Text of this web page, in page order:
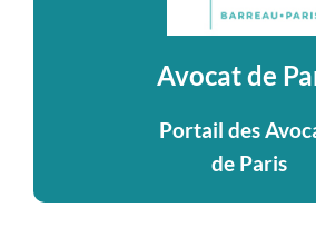
Avocat de
Portail des
de Paris